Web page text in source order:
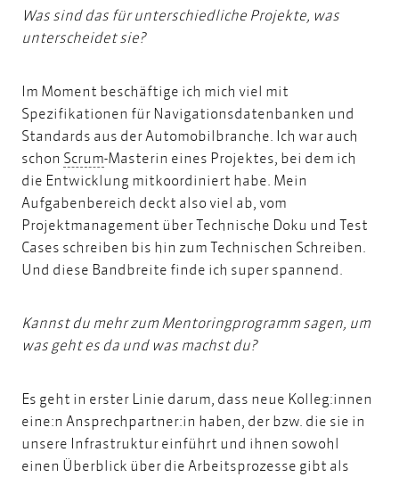
Was sind das für unterschiedliche Projekte, was
unterscheidet sie?
Im Moment beschäftige ich mich viel mit
Spezifikationen für Navigationsdatenbanken und
Standards aus der Automobilbranche. Ich war auch
schon ScrumScrum
-Masterin eines Projektes, bei dem ich
die Entwicklung mitkoordiniert habe. Mein
Aufgabenbereich deckt also viel ab, vom
Projektmanagement überTechnische Doku und Test
Cases schreiben bis hin zum Technischen Schreiben.
Und diese Bandbreite finde ich super spannend.
Kannst du mehr zum Mentoringprogramm sagen, um
was geht es da und was machst du?
Es geht in erster Linie darum, dass neue Kolleg:innen
eine:n Ansprechpartner:in haben, der bzw. die sie in
unsere Infrastruktur einführt und ihnen sowohl
einen Überblick über die Arbeitsprozesse gibt als